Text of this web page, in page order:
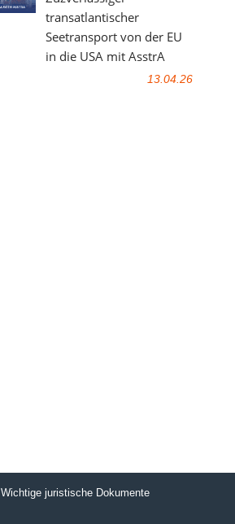
transatlantischer
Seetransport von der EU
in die USA mit AsstrA
13.04.26
Wichtige juristische Dokumente